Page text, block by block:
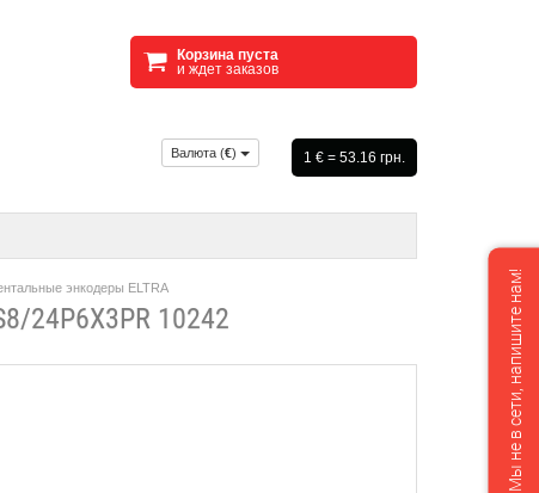
Корзина пуста
и ждет заказов
Валюта (€) 1 € = 53.16 грн.
энкодеры ELTRA
24P6X3PR 10242 Мы не в сети, напишите нам!